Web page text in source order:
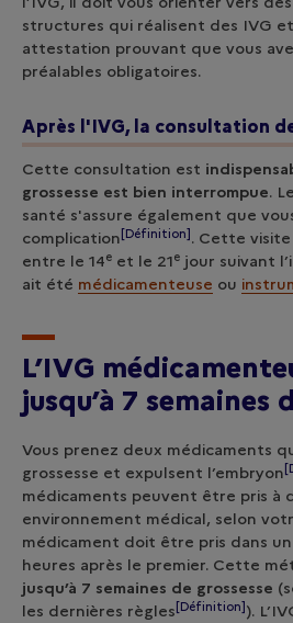
structures qui réalisent des IVG
attestation prouvant que vous
préalables obligatoires.
Après l'IVG, la consultation
Cette consultation est
grossesse est bien interrompue.
santé s'assure également que
complication [Définition] . Cette
entre le 14e et le 21e jour suivant
ait été médicamenteuse ou
L’IVG
jusqu’à 7 semaines
Vous prenez deux médicaments
grossesse et expulsent l’embryon
médicaments peuvent être pris à
environnement médical, selon
médicament doit être pris dans
heures après le premier. Cette
jusqu’à 7 semaines de grossesse
les dernières règles [Définition] ).